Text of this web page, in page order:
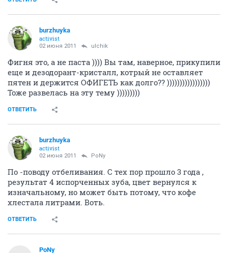
burzhuyka
activist
02 июня 2011 ulchik
Фигня это, а не паста )))) Вы там, наверное, прикупили
еще и дезодорант-кристалл, котрый не оставляет
пятен и держится ОФИГЕТЬ как долго?? )))))))))))))))))
Тоже развелась на эту тему )))))))))
ОТВЕТИТЬ
burzhuyka
activist
02 июня 2011 PoNy
По -поводу отбеливания. С тех пор прошло 3 года ,
результат 4 испорченных зуба, цвет вернулся к
изначальному, но может быть потому, что кофе
хлестала литрами. Воть.
ОТВЕТИТЬ
PoNy